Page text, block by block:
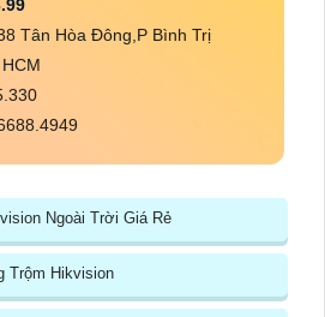
Tân Hòa Đông,P Bình Trị
Ngoài Trời Giá Rẻ
Trộm Hikvision